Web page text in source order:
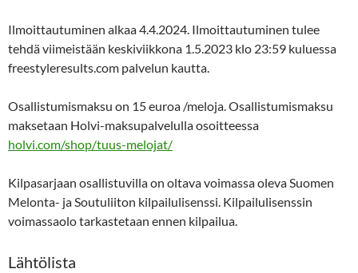
Ilmoittautuminen alkaa 4.4.2024. Ilmoittautuminen tulee
tehdä viimeistään keskiviikkona 1.5.2023 klo 23:59 kuluessa
freestyleresults.com palvelun kautta.
Osallistumismaksu on 15 euroa /meloja. Osallistumismaksu
maksetaan Holvi-maksupalvelulla osoitteessa
holvi.com/shop/tuus-melojat/
Kilpasarjaan osallistuvilla on oltava voimassa oleva Suomen
Melonta- ja Soutuliiton kilpailulisenssi. Kilpailulisenssin
voimassaolo tarkastetaan ennen kilpailua.
Lähtölista